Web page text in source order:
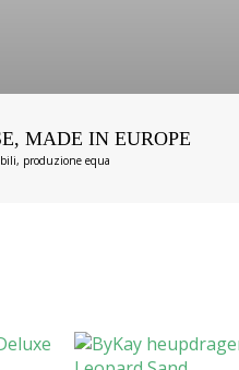
MADE IN EUROPE
produzione equa